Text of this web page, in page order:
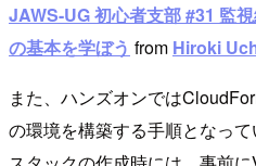
JAWS-UG 初心者支部 #31 監
の基本を学ぼう from Hiroki
また、ハンズオンでは
の環境を構築する手順となって